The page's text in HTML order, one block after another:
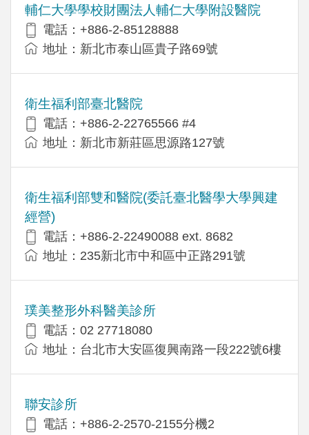
輔仁大學學校財團法人輔仁大學附設醫院
電話：+886-2-85128888
地址：新北市泰山區貴子路69號
衛生福利部臺北醫院
電話：+886-2-22765566 #4
地址：新北市新莊區思源路127號
衛生福利部雙和醫院(委託臺北醫學大學興建
經營)
電話：+​886-2-22490088 ext. 8682
地址：​235新北市中和區中正路291號
璞美整形外科醫美診所
電話：02 27718080
地址：台北市大安區復興南路一段222號6樓
聯安診所
電話：+886-2-2570-2155分機2